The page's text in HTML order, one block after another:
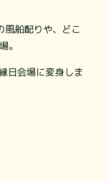
風船配りや、どこ
。
日会場に変身しま